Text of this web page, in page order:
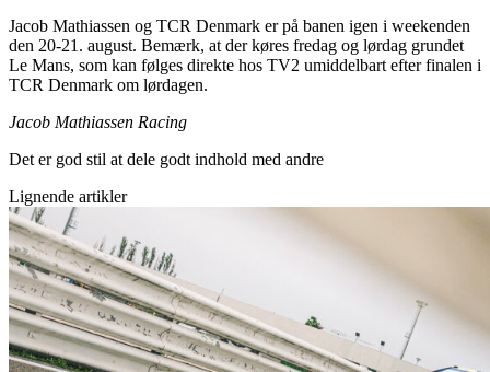
Jacob Mathiassen og TCR Denmark er på banen igen i weekenden
den 20-21. august. Bemærk, at der køres fredag og lørdag grundet
Le Mans, som kan følges direkte hos TV2 umiddelbart efter finalen i
TCR Denmark om lørdagen.
Jacob Mathiassen Racing
Det er god stil at dele godt indhold med andre
Lignende artikler